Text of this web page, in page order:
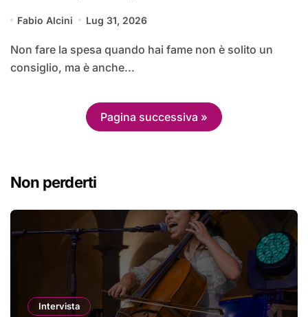
Fabio Alcini Lug 31, 2026
Non fare la spesa quando hai fame non è solito un
consiglio, ma è anche...
Pagina successiva »
Non perderti
Intervista